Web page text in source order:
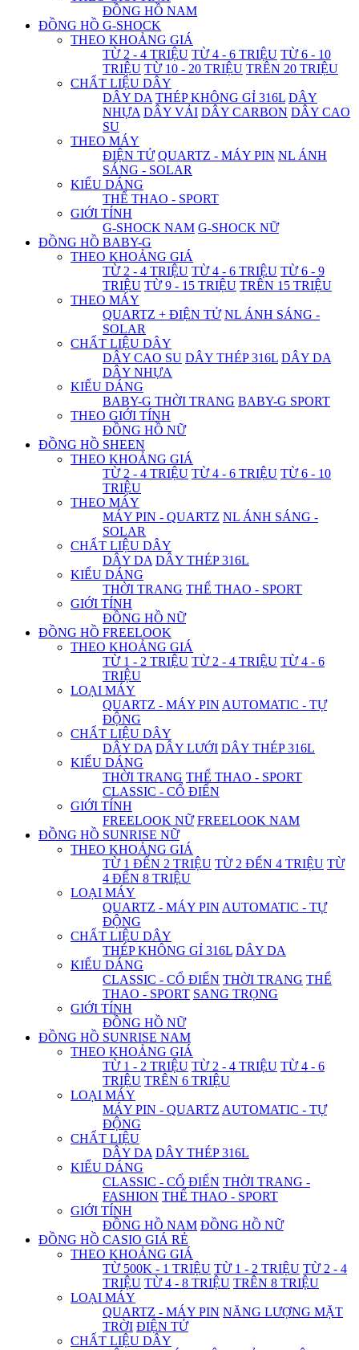
ĐỒNG HỒ NAM
ĐỒNG HỒ G-SHOCK
THEO KHOẢNG GIÁ
TỪ 2 - 4 TRIỆU TỪ 4 - 6 TRIỆU TỪ 6 - 10
TRIỆU TỪ 10 - 20 TRIỆU TRÊN 20 TRIỆU
CHẤT LIỆU DÂY
DÂY DA THÉP KHÔNG GỈ 316L DÂY
NHỰA DÂY VẢI DÂY CARBON DÂY CAO
SU
THEO MÁY
ĐIỆN TỬ QUARTZ - MÁY PIN NL ÁNH
SÁNG - SOLAR
KIỂU DÁNG
THỂ THAO - SPORT
GIỚI TÍNH
G-SHOCK NAM G-SHOCK NỮ
ĐỒNG HỒ BABY-G
THEO KHOẢNG GIÁ
TỪ 2 - 4 TRIỆU TỪ 4 - 6 TRIỆU TỪ 6 - 9
TRIỆU TỪ 9 - 15 TRIỆU TRÊN 15 TRIỆU
THEO MÁY
QUARTZ + ĐIỆN TỬ NL ÁNH SÁNG -
SOLAR
CHẤT LIỆU DÂY
DÂY CAO SU DÂY THÉP 316L DÂY DA
DÂY NHỰA
KIỂU DÁNG
BABY-G THỜI TRANG BABY-G SPORT
THEO GIỚI TÍNH
ĐỒNG HỒ NỮ
ĐỒNG HỒ SHEEN
THEO KHOẢNG GIÁ
TỪ 2 - 4 TRIỆU TỪ 4 - 6 TRIỆU TỪ 6 - 10
TRIỆU
THEO MÁY
MÁY PIN - QUARTZ NL ÁNH SÁNG -
SOLAR
CHẤT LIỆU DÂY
DÂY DA DÂY THÉP 316L
KIỂU DÁNG
THỜI TRANG THỂ THAO - SPORT
GIỚI TÍNH
ĐỒNG HỒ NỮ
ĐỒNG HỒ FREELOOK
THEO KHOẢNG GIÁ
TỪ 1 - 2 TRIỆU TỪ 2 - 4 TRIỆU TỪ 4 - 6
TRIỆU
LOẠI MÁY
QUARTZ - MÁY PIN AUTOMATIC - TỰ
ĐỘNG
CHẤT LIỆU DÂY
DÂY DA DÂY LƯỚI DÂY THÉP 316L
KIỂU DÁNG
THỜI TRANG THỂ THAO - SPORT
CLASSIC - CỔ ĐIỂN
GIỚI TÍNH
FREELOOK NỮ FREELOOK NAM
ĐỒNG HỒ SUNRISE NỮ
THEO KHOẢNG GIÁ
TỪ 1 ĐẾN 2 TRIỆU TỪ 2 ĐẾN 4 TRIỆU TỪ
4 ĐẾN 8 TRIỆU
LOẠI MÁY
QUARTZ - MÁY PIN AUTOMATIC - TỰ
ĐỘNG
CHẤT LIỆU DÂY
THÉP KHÔNG GỈ 316L DÂY DA
KIỂU DÁNG
CLASSIC - CỔ ĐIỂN THỜI TRANG THỂ
THAO - SPORT SANG TRỌNG
GIỚI TÍNH
ĐỒNG HỒ NỮ
ĐỒNG HỒ SUNRISE NAM
THEO KHOẢNG GIÁ
TỪ 1 - 2 TRIỆU TỪ 2 - 4 TRIỆU TỪ 4 - 6
TRIỆU TRÊN 6 TRIỆU
LOẠI MÁY
MÁY PIN - QUARTZ AUTOMATIC - TỰ
ĐỘNG
CHẤT LIỆU
DÂY DA DÂY THÉP 316L
KIỂU DÁNG
CLASSIC - CỔ ĐIỂN THỜI TRANG -
FASHION THỂ THAO - SPORT
GIỚI TÍNH
ĐỒNG HỒ NAM ĐỒNG HỒ NỮ
ĐỒNG HỒ CASIO GIÁ RẺ
THEO KHOẢNG GIÁ
TỪ 500K - 1 TRIỆU TỪ 1 - 2 TRIỆU TỪ 2 - 4
TRIỆU TỪ 4 - 8 TRIỆU TRÊN 8 TRIỆU
LOẠI MÁY
QUARTZ - MÁY PIN NĂNG LƯỢNG MẶT
TRỜI ĐIỆN TỬ
CHẤT LIỆU DÂY